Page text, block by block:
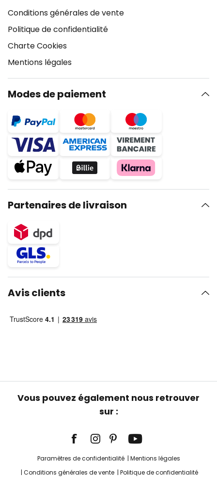
Conditions générales de vente
Politique de confidentialité
Charte Cookies
Mentions légales
Modes de paiement
Partenaires de livraison
Avis clients
Vous pouvez également nous retrouver
sur :
Paramètres de confidentialité
Mentions légales
Conditions générales de vente
Politique de confidentialité